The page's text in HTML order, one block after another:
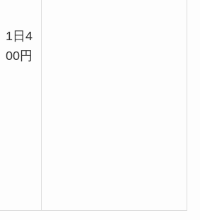
1日4
00円